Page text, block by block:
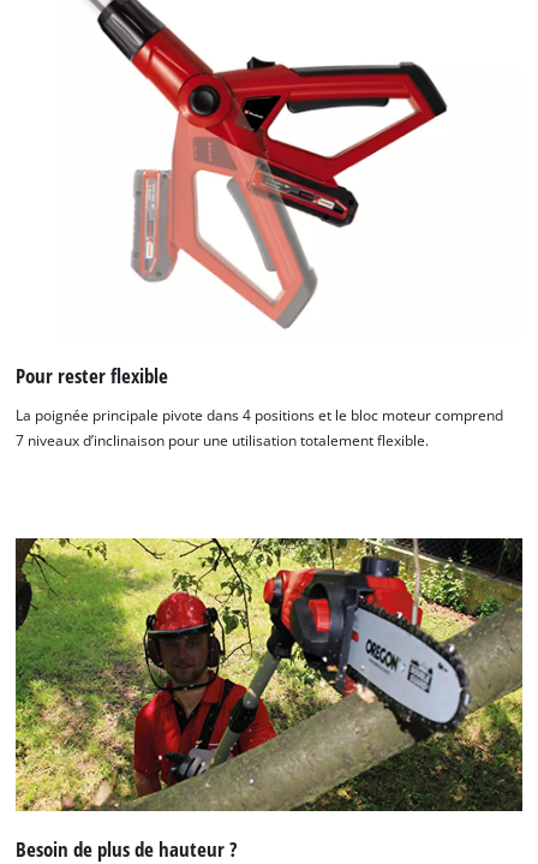
Pour rester flexible
La poignée principale pivote dans 4 positions et le bloc moteur comprend
7 niveaux d’inclinaison pour une utilisation totalement flexible.
Besoin de plus de hauteur ?